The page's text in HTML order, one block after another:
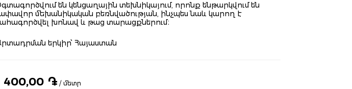
են կենցաղային տեխնիկայում, որոնք ենթարկվում են
մեխանիկական բեռնվածության, ինչպես նաև կարող է
խոնավ և թաց տարացքներում։
երկիր՝ Հայաստան
400,00 ֏ / մետր